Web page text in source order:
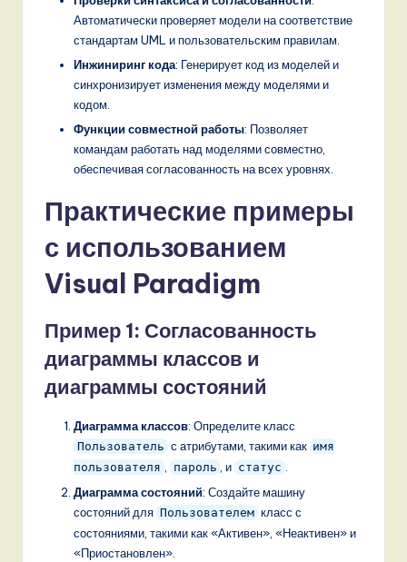
Автоматически проверяет модели на соответствие
стандартам UML и пользовательским правилам.
Инжиниринг кода: Генерирует код из моделей и
синхронизирует изменения между моделями и
кодом.
Функции совместной работы: Позволяет
командам работать над моделями совместно,
обеспечивая согласованность на всех уровнях.
Практические примеры
с использованием
Visual Paradigm
Пример 1: Согласованность
диаграммы классов и
диаграммы состояний
Диаграмма классов: Определите класс
Пользователь с атрибутами, такими как имя
пользователя , пароль , и статус
Диаграмма состояний: Создайте машину
состояний для Пользователем класс с
состояниями, такими как «Активен», «Неактивен» и
«Приостановлен».